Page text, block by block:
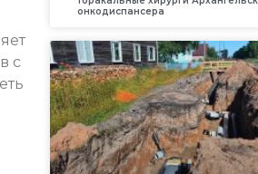
с
онкодиспансера